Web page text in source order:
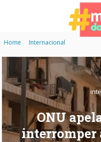
Home Internacional
ONU
interromper